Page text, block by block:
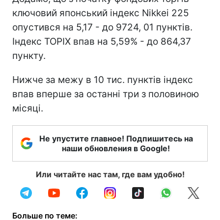
ключовий японський індекс Nikkei 225
опустився на 5,17 - до 9724, 01 пунктів.
Індекс TOPIX впав на 5,59% - до 864,37
пункту.
Нижче за межу в 10 тис. пунктів індекс
впав вперше за останні три з половиною
місяці.
Не упустите главное! Подпишитесь на
наши обновления в Google!
Или читайте нас там, где вам удобно!
Больше по теме: